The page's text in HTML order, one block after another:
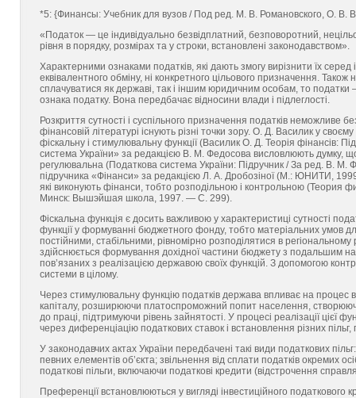
*5: {Финансы: Учебник для вузов / Под ред. М. В. Романовского, О.
«Податок — це індивідуально безвідплатний, безповоротний,
рівня в порядку, розмірах та у строки, встановлені законодавством».
Характерними ознаками податків, які дають змогу вирізнити їх
еквівалентного обміну, ні конкретного цільового призначення.
сплачуватися як державі, так і іншим юридичним особам, то
ознака податку. Вона передбачає відносини влади і підлеглості.
Розкриття сутності і суспільного призначення податків неможливе
фінансовій літературі існують різні точки зору. О. Д. Василик у
фіскальну і стимулювальну функції (Василик О. Д. Теорія
система України» за редакцією В. М. Федосова висловлюють думку,
регулювальна (Податкова система України: Підручник / За ред. В.
підручника «Фінанси» за редакцією Л. А. Дробозіної (М.: ЮНИТИ,
які виконують фінанси, тобто розподільною і контрольною
Минск: Вышэйшая школа, 1997. — С. 299).
Фіскальна функція є досить важливою у характеристиці сутності
функції у формуванні бюджетного фонду, тобто матеріальних умов
постійними, стабільними, рівномірно розподілятися в регіональному
здійснюється формування дохідної частини бюджету з подальшим
пов’язаних з реалізацією державою своїх функцій. З допомогою
системи в цілому.
Через стимулювальну функцію податків держава впливає на
капіталу, розширюючи платоспроможний попит населення, створюючи
до праці, підтримуючи рівень зайнятості. У процесі реалізації цієї
через диференціацію податкових ставок і встановлення різних
У законодавчих актах України передбачені такі види податкових
певних елементів об’єкта; звільнення від сплати податків окремих
податкові пільги, включаючи податкові кредити (відстрочення
Преференції встановлюються у вигляді інвестиційного податкового